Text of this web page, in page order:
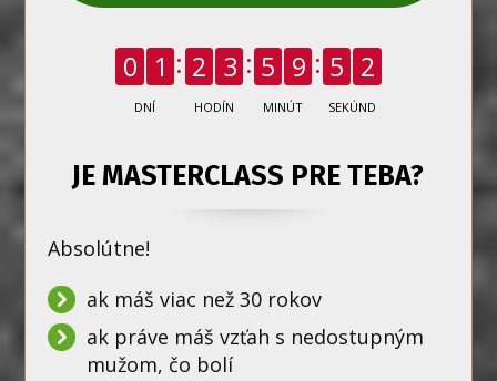
0 1
DNÍ
2 3
HODÍN
5 9
MINÚT
5 1
SEKÚND
JE MASTERCLASS PRE TEBA?
Absolútne!
ak máš viac než 30 rokov
ak práve máš vzťah s nedostupným
mužom, čo bolí